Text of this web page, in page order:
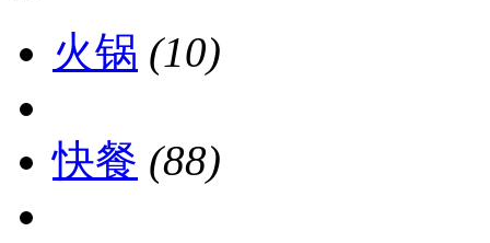
火锅 (10)
快餐 (88)